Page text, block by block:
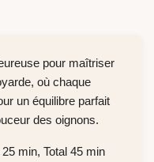
pour maîtriser
où chaque
un équilibre parfait
des oignons.
min, Total 45 min